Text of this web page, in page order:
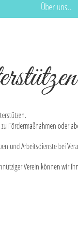
Über uns..
Fördermaßnahmen oder
und Arbeitsdienste bei
Verein können wir